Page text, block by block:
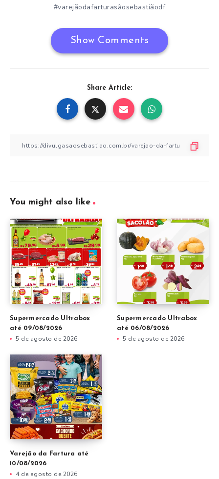
#varejãodafarturasãosebastiãodf
Show Comments
Share Article:
You might also like
Supermercado Ultrabox
até 09/08/2026
5 de agosto de 2026
Supermercado Ultrabox
até 06/08/2026
5 de agosto de 2026
Varejão da Fartura até
10/08/2026
4 de agosto de 2026